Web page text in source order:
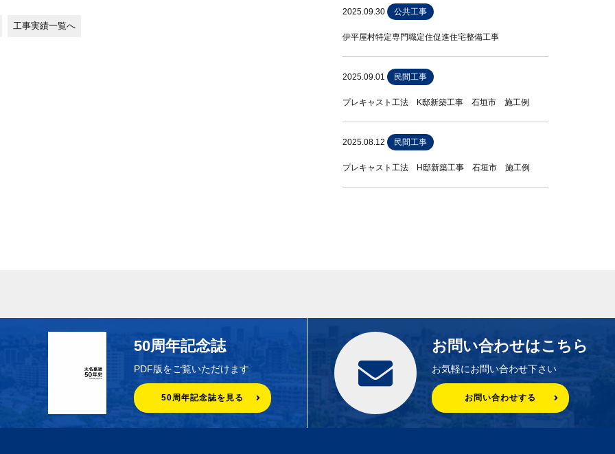
工事実績一覧へ
2025.09.30 公共工事
伊平屋村特定専門職定住促進住宅整備工事
2025.09.01 民間工事
プレキャスト工法 K邸新築工事 石垣市 施工例
2025.08.12 民間工事
プレキャスト工法 H邸新築工事 石垣市 施工例
50周年記念誌
PDF版をご覧いただけます
50周年記念誌を見る
お問い合わせはこちら
お気軽にお問い合わせ下さい
お問い合わせする